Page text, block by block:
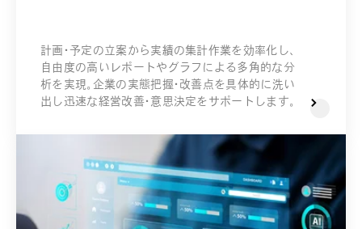
計画・予定の立案から実績の集計作業を効率化し、
自由度の高いレポートやグラフによる多角的な分
析を実現。企業の実態把握・改善点を具体的に洗い
出し迅速な経営改善・意思決定をサポートします。